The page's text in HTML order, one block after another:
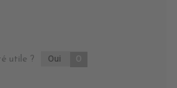
utile ? Oui 0